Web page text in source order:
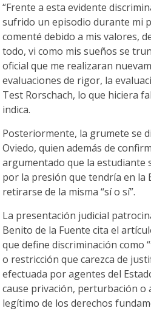
“Frente a esta evidente
sufrido un episodio durante mi
comenté debido a mis valores,
todo, vi como mis sueños se
oficial que me realizaran
evaluaciones de rigor, la
Test Rorschach, lo que hiciera
indica.
Posteriormente, la grumete se
Oviedo, quien además de
argumentado que la estudiante
por la presión que tendría en la
retirarse de la misma “sí o sí”.
La presentación judicial
Benito de la Fuente cita el
que define discriminación como
o restricción que carezca de
efectuada por agentes del
cause privación, perturbación o
legítimo de los derechos